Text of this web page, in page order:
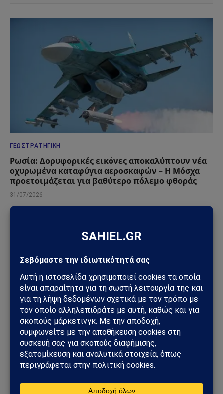
ΓΕΩΣΤΡΑΤΗΓΙΚΉ
Ρωσία: Δορυφορικές εικόνες αποκαλύπτουν νέα
οχυρωμένα καταφύγια αεροσκαφών – Η Μόσχα
προετοιμάζεται για βαθύτερο πόλεμο φθοράς
31/07/2026
ΓΕΩΣΤΡΑΤΗΓΙΚΉ
ΗΠΑ: «Όχι» στην επιστροφή της Τουρκίας στα F-
35 – Η επιστολή προς το Κογκρέσο που διατηρεί